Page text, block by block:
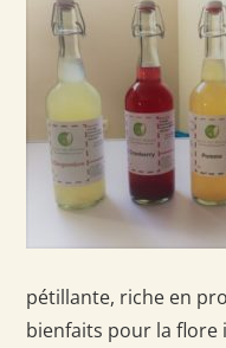
pétillante, riche en
bienfaits pour la flore